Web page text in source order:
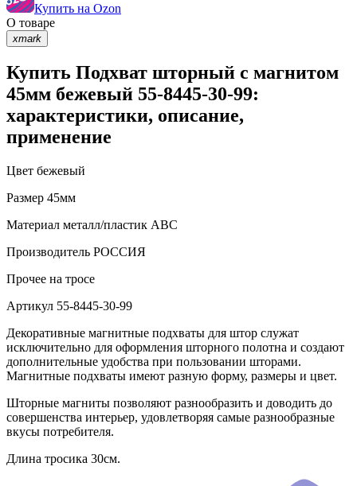
Купить на Ozon
О товаре
xmark
Купить Подхват шторный с магнитом
45мм бежевый 55-8445-30-99:
характеристики, описание,
применение
Цвет бежевый
Размер 45мм
Материал металл/пластик АВС
Производитель РОССИЯ
Прочее на тросе
Артикул 55-8445-30-99
Декоративные магнитные подхваты для штор служат
исключительно для оформления шторного полотна и создают
дополнительные удобства при пользовании шторами.
Магнитные подхваты имеют разную форму, размеры и цвет.
Шторные магниты позволяют разнообразить и доводить до
совершенства интерьер, удовлетворяя самые разнообразные
вкусы потребителя.
Длина тросика 30см.